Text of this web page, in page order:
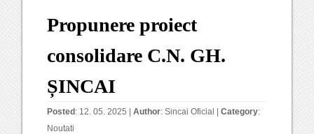
Propunere proiect
consolidare C.N. GH.
ȘINCAI
Posted : 12. 05. 2025 |Author:Sincai Oficial |Category:
Noutati